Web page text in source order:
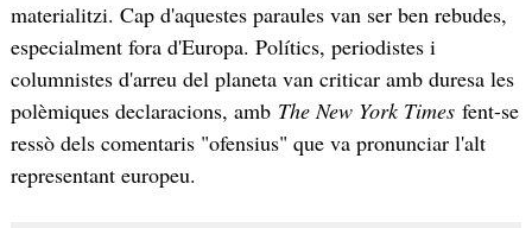
materialitzi. Cap d'aquestes paraules van ser ben rebudes,
especialment fora d'Europa. Polítics, periodistes i
columnistes d'arreu del planeta van criticar amb duresa les
polèmiques declaracions, amb The New York Times fent-se
ressò dels comentaris "ofensius" que va pronunciar l'alt
representant europeu.